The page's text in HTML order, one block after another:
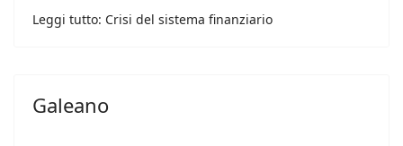
Leggi tutto: Crisi del sistema finanziario
Galeano